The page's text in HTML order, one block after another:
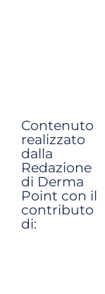
Contenuto
realizzato
dalla
Redazione
di Derma
Point con il
contributo
di: